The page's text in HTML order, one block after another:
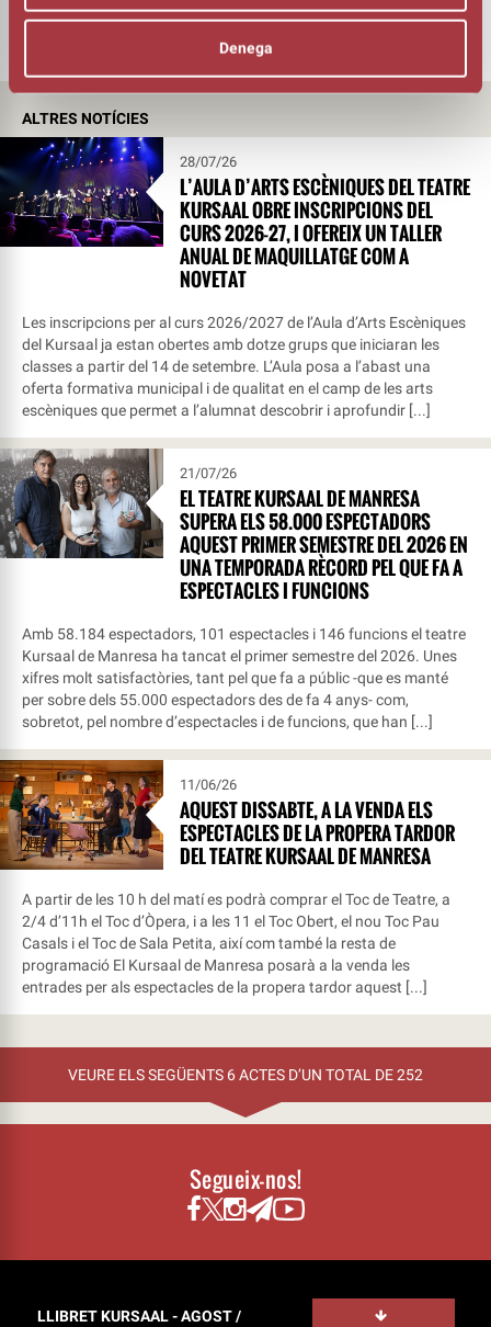
Denega
‘Besa’m, Kate’de Bella i Samuel Spewack
ALTRES NOTÍCIES
28/07/26
L’AULA D’ARTS ESCÈNIQUES DEL TEATRE
KURSAAL OBRE INSCRIPCIONS DEL
CURS 2026-27, I OFEREIX UN TALLER
ANUAL DE MAQUILLATGE COM A
NOVETAT
Les inscripcions per al curs 2026/2027 de l’Aula d’Arts Escèniques
del Kursaal ja estan obertes amb dotze grups que iniciaran les
classes a partir del 14 de setembre. L’Aula posa a l’abast una
oferta formativa municipal i de qualitat en el camp de les arts
escèniques que permet a l’alumnat descobrir i aprofundir [...]
21/07/26
EL TEATRE KURSAAL DE MANRESA
SUPERA ELS 58.000 ESPECTADORS
AQUEST PRIMER SEMESTRE DEL 2026 EN
UNA TEMPORADA RÈCORD PEL QUE FA A
ESPECTACLES I FUNCIONS
Amb 58.184 espectadors, 101 espectacles i 146 funcions el teatre
Kursaal de Manresa ha tancat el primer semestre del 2026. Unes
xifres molt satisfactòries, tant pel que fa a públic -que es manté
per sobre dels 55.000 espectadors des de fa 4 anys- com,
sobretot, pel nombre d’espectacles i de funcions, que han [...]
11/06/26
AQUEST DISSABTE, A LA VENDA ELS
ESPECTACLES DE LA PROPERA TARDOR
DEL TEATRE KURSAAL DE MANRESA
A partir de les 10 h del matí es podrà comprar el Toc de Teatre, a
2/4 d’11h el Toc d’Òpera, i a les 11 el Toc Obert, el nou Toc Pau
Casals i el Toc de Sala Petita, així com també la resta de
programació El Kursaal de Manresa posarà a la venda les
entrades per als espectacles de la propera tardor aquest [...]
VEURE ELS SEGÜENTS 6 ACTES D’UN TOTAL DE 252
Segueix-nos!
LLIBRET KURSAAL - AGOST /